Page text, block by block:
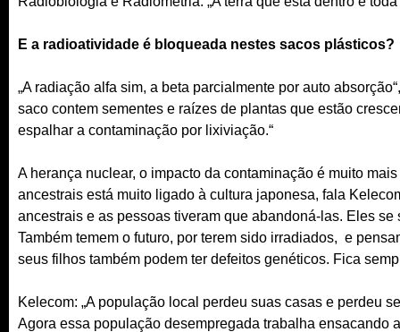
E a radioatividade é bloqueada nestes sacos plásticos?
„A radiação alfa sim, a beta parcialmente por auto
saco contem sementes e raízes de plantas que estão
espalhar a contaminação por lixiviação.“
A herança nuclear, o impacto da contaminação é muito
ancestrais está muito ligado à cultura japonesa, fala
ancestrais e as pessoas tiveram que abandoná-las. Eles
Também temem o futuro, por terem sido irradiados, e
seus filhos também podem ter defeitos genéticos. Fica
Kelecom: „A população local perdeu suas casas e perdeu
Agora essa população desempregada trabalha ensacando